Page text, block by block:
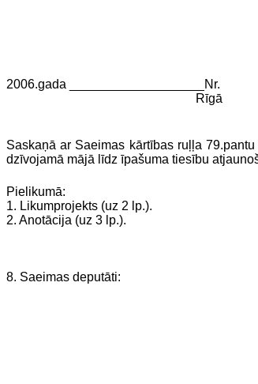
2006.gada ___________________Nr.
Rīgā
Saskaņā ar Saeimas kārtības ruļļa
dzīvojamā mājā līdz īpašuma tiesību
Pielikumā:
1. Likumprojekts (uz 2 lp.).
2. Anotācija (uz 3 lp.).
8. Saeimas deputāti: